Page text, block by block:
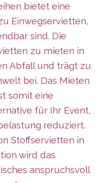
bietet eine
Einwegservietten,
sind. Die
zu mieten in
Abfall und trägt zu
bei. Das Mieten
somit eine
für Ihr Event,
reduziert.
Stoffservietten in
wird das
anspruchsvoll